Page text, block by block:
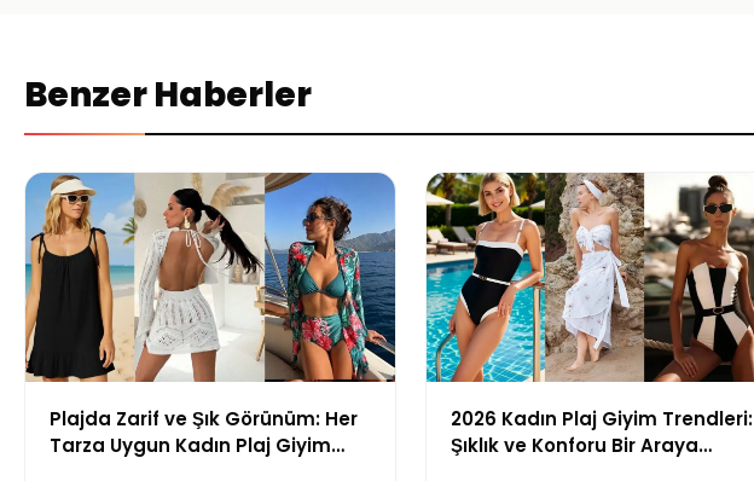
Benzer Haberler
Plajda Zarif ve Şık Görünüm: Her
Tarza Uygun Kadın Plaj Giyim
2026 Kadın Plaj Giyim Trendleri:
Şıklık ve Konforu Bir Araya